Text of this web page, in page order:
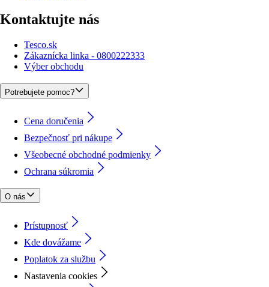
Kontaktujte nás
Tesco.sk
Zákaznícka linka - 0800222333
Výber obchodu
Potrebujete pomoc?
Cena doručenia
Bezpečnosť pri nákupe
Všeobecné obchodné podmienky
Ochrana súkromia
O nás
Prístupnosť
Kde dovážame
Poplatok za službu
Nastavenia cookies